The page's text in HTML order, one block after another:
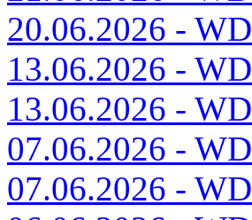
20.06.2026 -
13.06.2026 -
13.06.2026 -
07.06.2026 -
07.06.2026 -